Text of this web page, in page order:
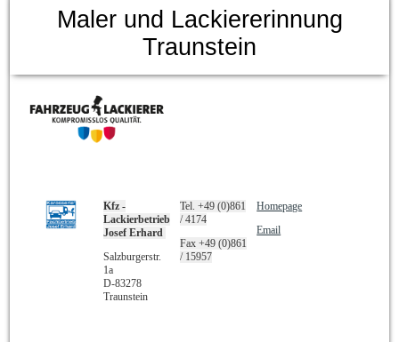
Maler und Lackiererinnung
Traunstein
Kfz -
Lackierbetrieb
Josef Erhard
Salzburgerstr.
1a
D-83278
Traunstein
Tel. +49 (0)861
/ 4174
Fax +49 (0)861
/ 15957
Homepage
Email